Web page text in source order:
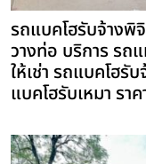
รถแบคโฮรับจ้างพิ
วางท่อ บริการ รถ
ให้เช่า รถแบคโฮรับ
แบคโฮรับเหมา รา